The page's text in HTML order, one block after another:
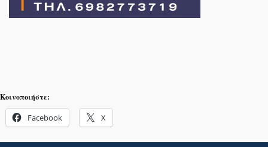
Κοινοποιήστε:
Facebook X